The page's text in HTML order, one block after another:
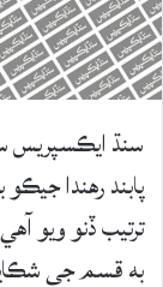
سنڌ ايڪسپريس
پابند رهندا
ترتيب ڏنو ويو
به قسم جي